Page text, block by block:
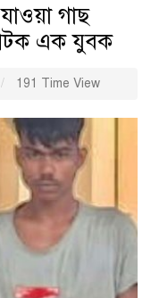
গাছ
এক যুবক
191 Time View